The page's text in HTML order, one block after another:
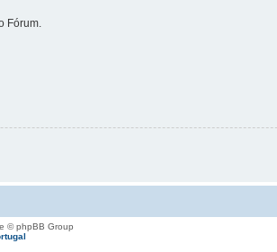
Fórum.
© phpBB Group